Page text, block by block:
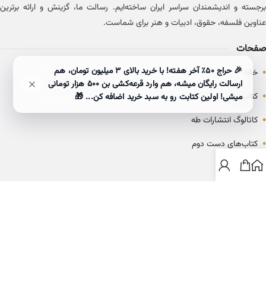
برجسته و اندیشمندان سراسر ایران ساخته‌ایم. رسالت ما، گزینش و ارائه برترین
عناوین فلسفه، حقوق، ادبیات و هنر برای شماست.
صفحات
• خانه
• کتاب‌ها
• کاتالوگ انتشارات طه
• کتاب‌های دست دوم
• بلاگ
🎉 حراج ۵۰٪ آخر هفته! با خرید بالای 3 میلیون تومان، هم
ارسالت رایگان میشه، هم وارد قرعه‌کشی بن ۵۰۰ هزار تومانی
میشی! اولین کتابت رو به سبد خرید اضافه کن... 🎁